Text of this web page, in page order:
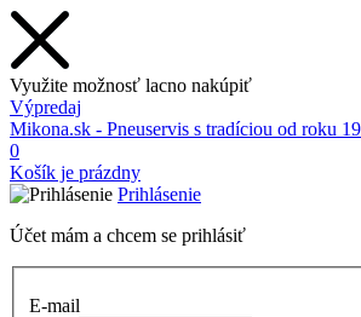
Využite možnosť lacno nakúpiť
Výpredaj
Mikona.sk - Pneuservis s tradíciou od roku
0
Košík je prázdny
Prihlásenie
Účet mám a chcem se prihlásiť
E-mail